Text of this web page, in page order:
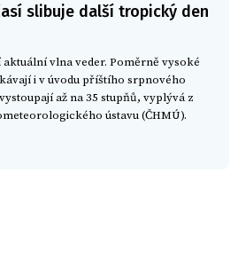
slibuje další tropický den
vlna veder. Poměrně vysoké
i v úvodu příštího srpnového
až na 35 stupňů, vyplývá z
ústavu (ČHMÚ).